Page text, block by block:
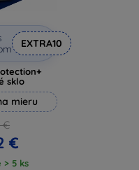
EXTRA10
sklo
mieru
€
€
> 5 ks